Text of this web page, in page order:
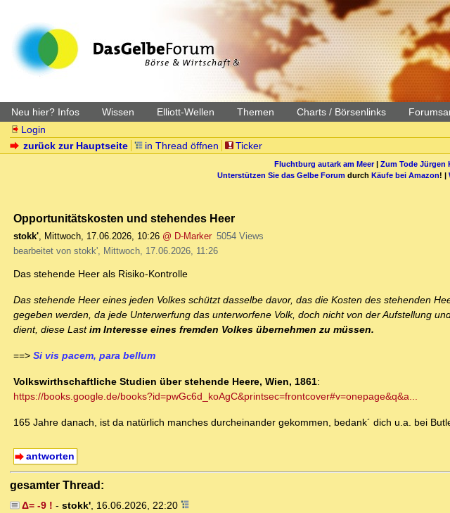
Neu hier? Infos Wissen Elliott-Wellen Themen Charts / Börsenlinks
Login
zurück zur Hauptseite
in Thread öffnen Ticker
Fluchtburg autark am Meer| Zum Tode Jürgen
Unterstützen Sie das Gelbe Forum durch Käufe bei Amazon! |
Opportunitätskosten und stehendes Heer
stokk', Mittwoch, 17.06.2026, 10:26 @ D-Marker 5054 Views
bearbeitet von stokk', Mittwoch, 17.06.2026, 11:26
Das stehende Heer als Risiko-Kontrolle
Das stehende Heer eines jeden Volkes schützt dasselbe davor, das die Kosten des stehenden
gegeben werden, da jede Unterwerfung das unterworfene Volk, doch nicht von der Aufstellung
dient, diese Lastim Interesse eines fremden Volkes übernehmen zu müssen.
==> Si vis pacem, para bellum
Volkswirthschaftliche Studien über stehende Heere, Wien, 1861:
https://books.google.de/books?id=pwGc6d_koAgC&printsec=frontcover#v=onepage&q&a...
165 Jahre danach, ist da natürlich manches durcheinander gekommen, bedank´ dich u.a. bei
antworten
gesamter Thread:
Δ= -9 ! - stokk', 16.06.2026, 22:20